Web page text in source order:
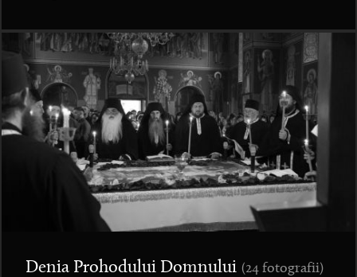
Denia Prohodului Domnului (24 fotografii)